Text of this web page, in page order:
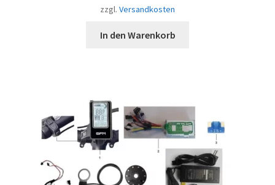
zzgl. Versandkosten
In den Warenkorb